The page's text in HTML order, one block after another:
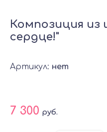
Композиция из
сердце!"
Артикул: нет
7 300 руб.